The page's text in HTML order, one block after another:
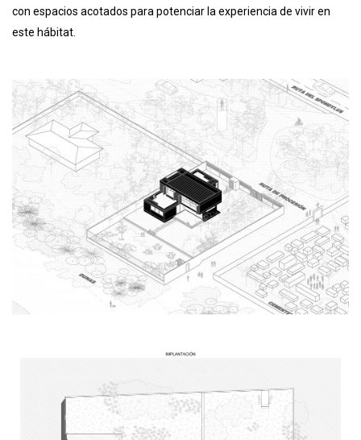
con espacios acotados para potenciar la experiencia de vivir en
este hábitat.